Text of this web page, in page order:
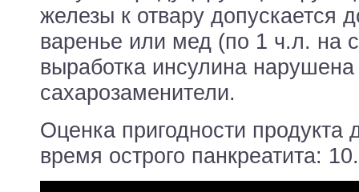
железы к отвару допускается
варенье или мед (по 1 ч.л. на
выработка инсулина
сахарозаменители.
Оценка пригодности продукта
время острого панкреатита: